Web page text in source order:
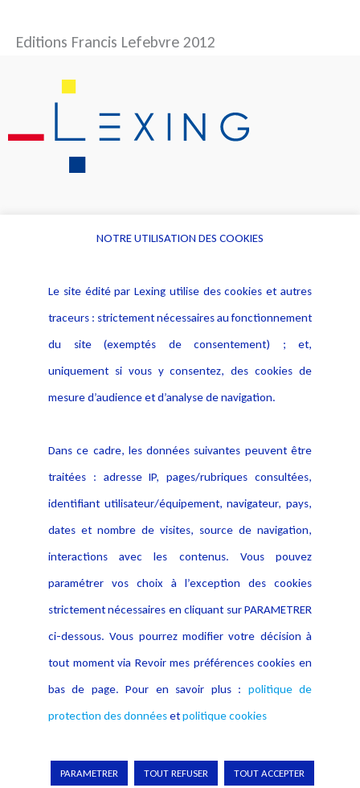
Editions Francis Lefebvre 2012
Alerte professionnelle
Déclaration d'accessibilité
Notice Légale
Politique de protection des
données
Publications
Copyright © 2026 Lexing
NOTRE UTILISATION DES COOKIES
Le site édité par Lexing utilise des cookies et autres
traceurs : strictement nécessaires au fonctionnement
du site (exemptés de consentement) ; et,
uniquement si vous y consentez, des cookies de
mesure d’audience et d’analyse de navigation.
Dans ce cadre, les données suivantes peuvent être
traitées : adresse IP, pages/rubriques consultées,
identifiant utilisateur/équipement, navigateur, pays,
dates et nombre de visites, source de navigation,
interactions avec les contenus. Vous pouvez
paramétrer vos choix à l’exception des cookies
strictement nécessaires en cliquant sur PARAMETRER
ci-dessous. Vous pourrez modifier votre décision à
tout moment via Revoir mes préférences cookies en
bas de page. Pour en savoir plus : politique de
protection des donnéesetpolitique cookies
PARAMETRER TOUT REFUSER TOUT ACCEPTER